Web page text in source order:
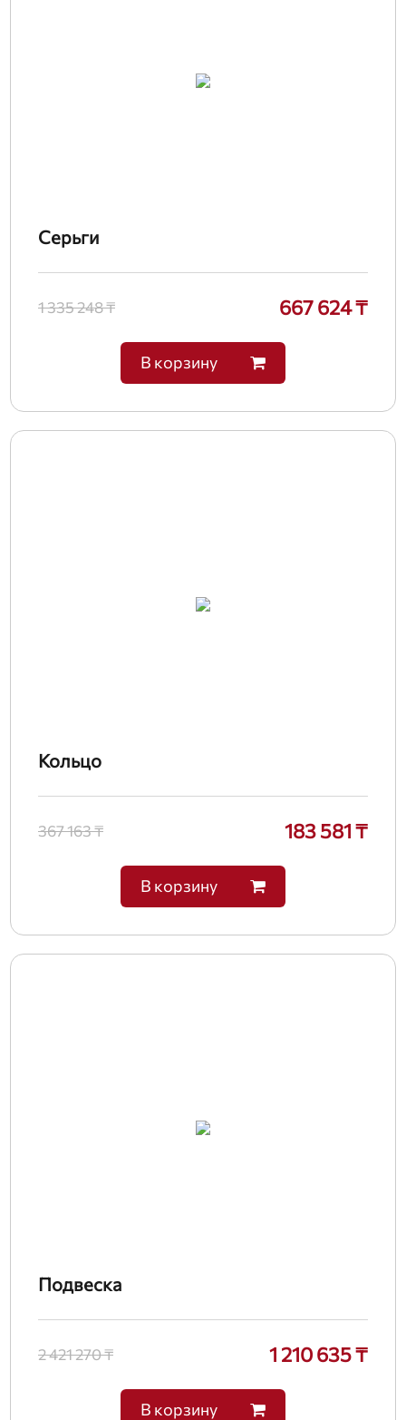
Серьги
1 335 248 ₸ 667 624 ₸
В корзину
Кольцо
367 163 ₸ 183 581 ₸
В корзину
Подвеска
2 421 270 ₸ 1 210 635 ₸
В корзину